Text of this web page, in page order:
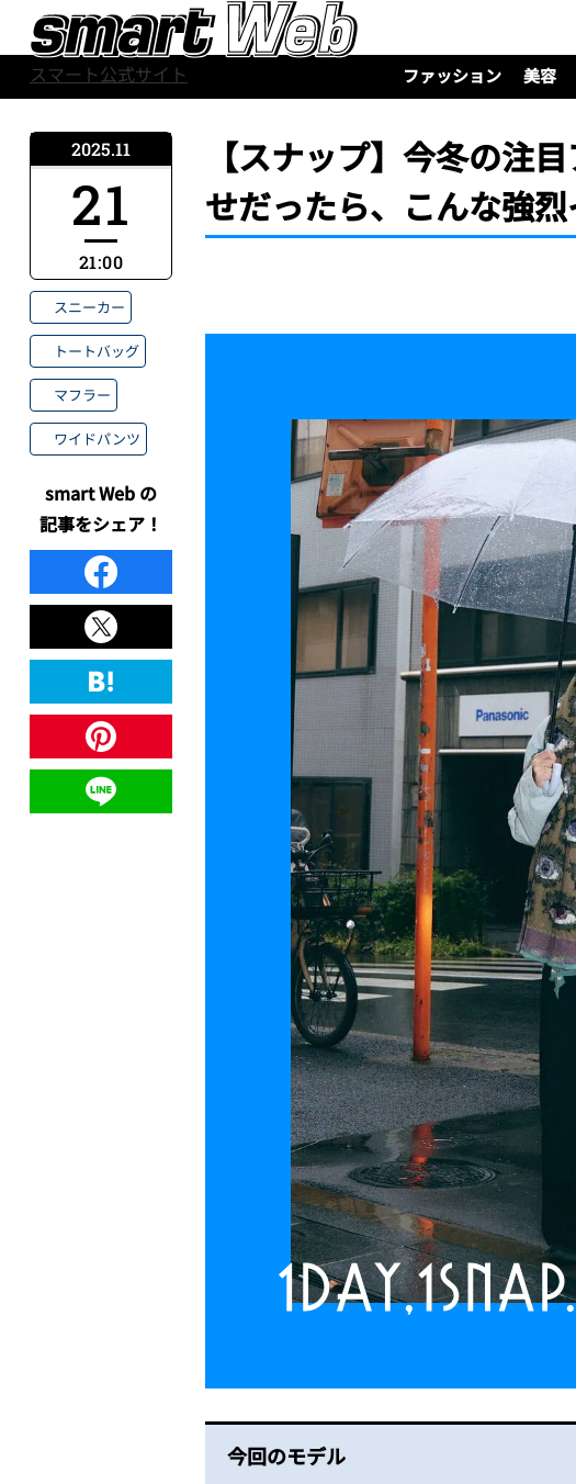
スマート公式サイト
ファッション
美容
【スナップ】今冬の注
せだったら、こんな強
今回のモデル
2025.11
21
21:00
スニーカー
トートバッグ
マフラー
ワイドパンツ
smart Web の
記事をシェア！